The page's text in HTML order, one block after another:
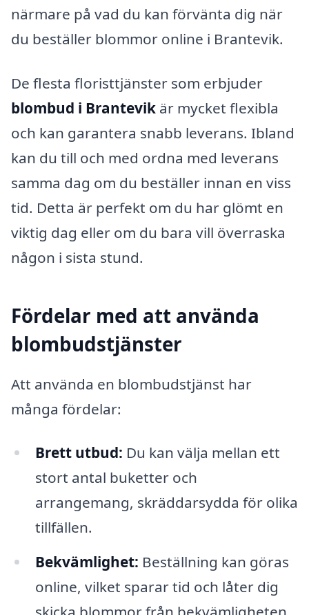
närmare på vad du kan förvänta dig när
du beställer blommor online i Brantevik.
De flesta floristtjänster som erbjuder
blombud i Brantevik är mycket flexibla
och kan garantera snabb leverans. Ibland
kan du till och med ordna med leverans
samma dag om du beställer innan en viss
tid. Detta är perfekt om du har glömt en
viktig dag eller om du bara vill överraska
någon i sista stund.
Fördelar med att använda
blombudstjänster
Att använda en blombudstjänst har
många fördelar:
Brett utbud: Du kan välja mellan ett
stort antal buketter och
arrangemang, skräddarsydda för olika
tillfällen.
Bekvämlighet: Beställning kan göras
online, vilket sparar tid och låter dig